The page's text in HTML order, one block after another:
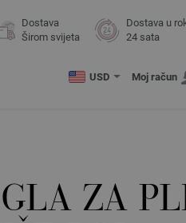
Dostava
Širom svijeta
Dostava u
24 sata
USD Moj račun
ZA